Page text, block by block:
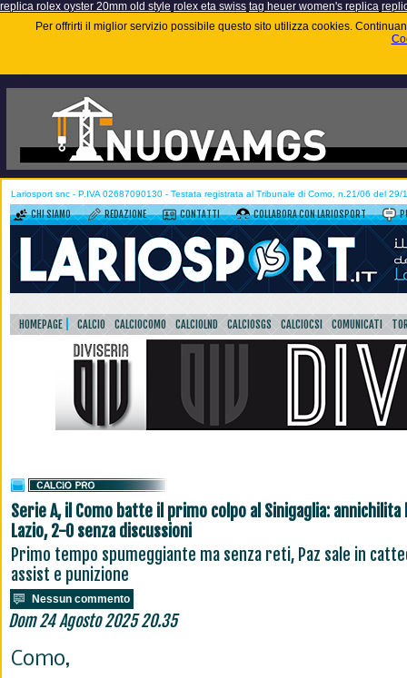
replica rolex oyster 20mm old style rolex eta swiss tag heuer women's replica
Per offrirti il miglior servizio possibile questo sito utilizza cookies.
Lariosport snc - P.IVA 02687090130 - Testata registrata al Tribunale di Como, n.21/06 del 29/
CHI SIAMO REDAZIONE CONTATTI COLLABORA CON LARIOSPORT
HOMEPAGE CALCIO CALCIOCOMO CALCIOLND CALCIOSGS CALCIOCSI COMUNICATI
Serie A, il Como batte il primo colpo al Sinigaglia: annichilita
Lazio, 2-0 senza discussioni
Primo tempo spumeggiante ma senza reti, Paz sale in
assist e punizione
Nessun commento
Dom 24 Agosto 2025 20.35
Como,